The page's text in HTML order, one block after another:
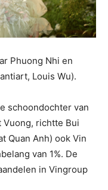
Phuong Nhi en
Louis Wu).
schoondochter van
Vuong, richtte Bui
Quan Anh) ook Vin
van 1%. De
in Vingroup